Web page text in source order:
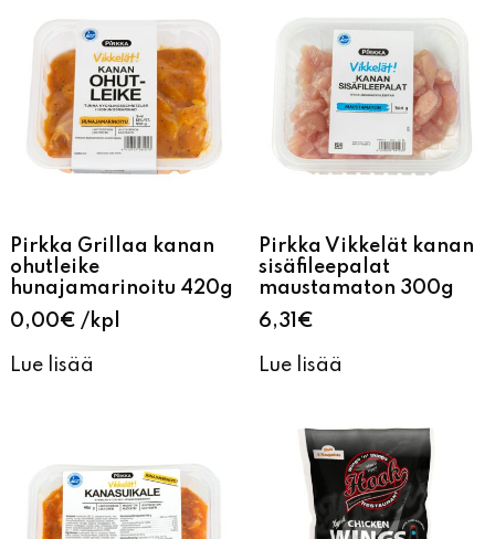
Pirkka Grillaa kanan
ohutleike
hunajamarinoitu 420g
0,00€ kpl
Lue lisää
Pirkka Vikkelät kanan
sisäfileepalat
maustamaton 300g
6,31 €
Lue lisää